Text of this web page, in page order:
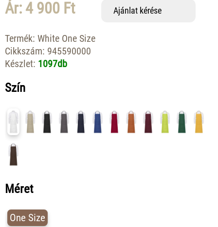
Ár: 4 900 Ft Ajánlat kérése
Termék: White One Size
Cikkszám: 945590000
Készlet: 1097db
Szín
Méret
One Size